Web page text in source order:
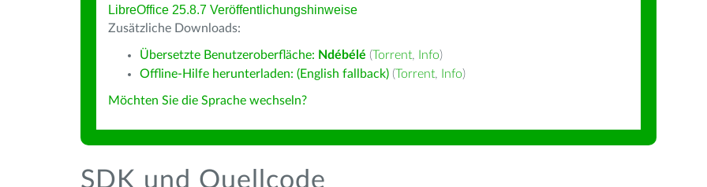
LibreOffice 25.8.7 Veröffentlichungshinweise
Zusätzliche Downloads:
Übersetzte Benutzeroberfläche: Ndébélé (Torrent, Info)
Offline-Hilfe herunterladen: (English fallback) (Torrent, Info)
Möchten Sie die Sprache wechseln?
SDK und Quellcode